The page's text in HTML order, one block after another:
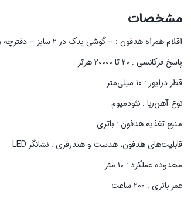
مشخصات
اقلام همراه هدفون : – گوشی یدک در ۲ سایز – دفترچه راهنما – کابل شارژ
پاسخ فرکانسی : ۲۰ تا ۲۰۰۰۰ هرتز
قطر درایور : ۱۰ میلی‌متر
نوع آهن‌ربا : نئودمیوم
منبع تغذیه هدفون : باتری
قابلیت‌های هدفون، هدست و هندزفری : نشانگر LED
محدوده عملکرد : ۱۰ متر
عمر باتری : ۲۰۰ ساعت